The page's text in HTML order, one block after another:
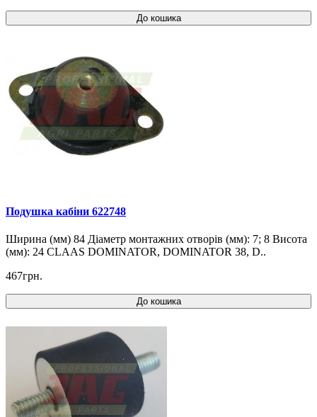
До кошика
Подушка кабіни 622748
Ширина (мм) 84 Діаметр монтажних отворів (мм): 7; 8 Висота
(мм): 24 CLAAS DOMINATOR, DOMINATOR 38, D..
467грн.
До кошика